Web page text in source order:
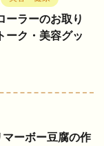
ーラーのお取り
ーク・美容グッ
マーボー豆腐の作